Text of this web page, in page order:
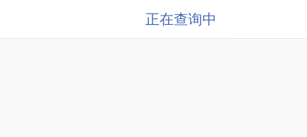
正在查询中